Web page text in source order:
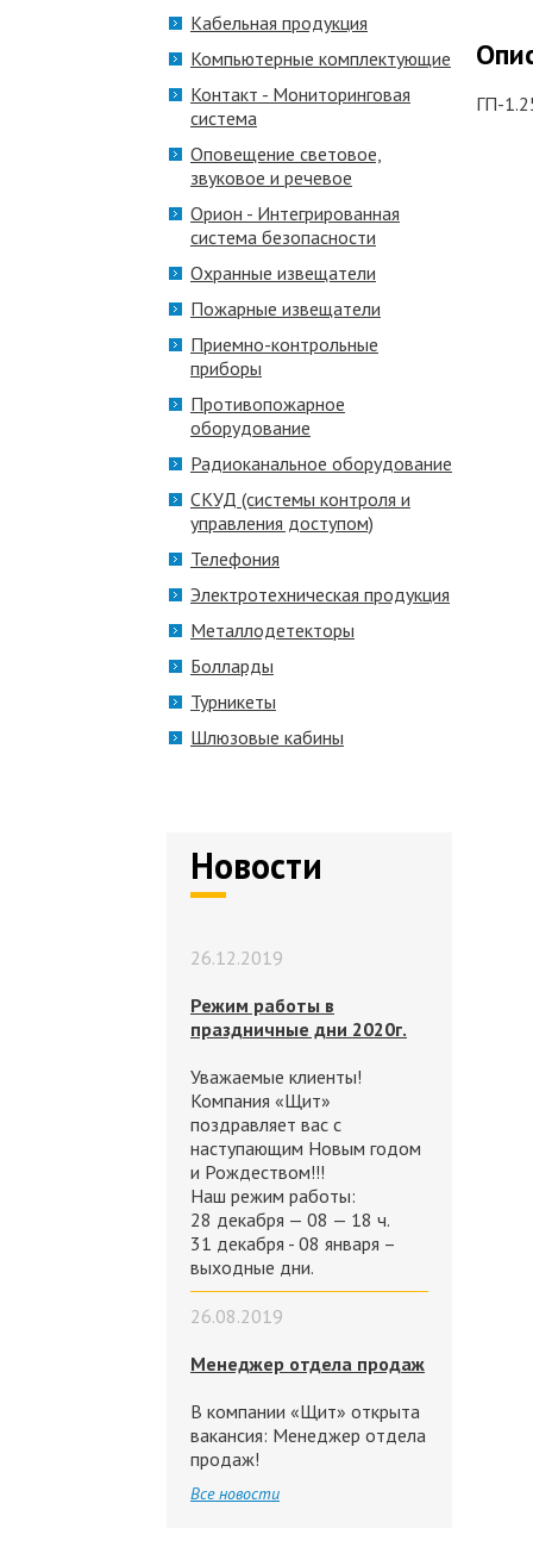
ГП-
Кабельная продукция
Компьютерные комплектующие
Контакт - Мониторинговая
система
Оповещение световое,
звуковое и речевое
Орион - Интегрированная
система безопасности
Охранные извещатели
Пожарные извещатели
Приемно-контрольные
приборы
Противопожарное
оборудование
Радиоканальное оборудование
СКУД (системы контроля и
управления доступом)
Телефония
Электротехническая продукция
Металлодетекторы
Болларды
Турникеты
Шлюзовые кабины
Новости
26.12.2019
Режим работы в
праздничные дни 2020г.
Уважаемые клиенты!
Компания «Щит»
поздравляет вас с
наступающим Новым годом
и Рождеством!!!
Наш режим работы:
28 декабря — 08 — 18 ч.
31 декабря - 08 января –
выходные дни.
26.08.2019
Менеджер отдела продаж
В компании «Щит» открыта
вакансия: Менеджер отдела
продаж!
Все новости